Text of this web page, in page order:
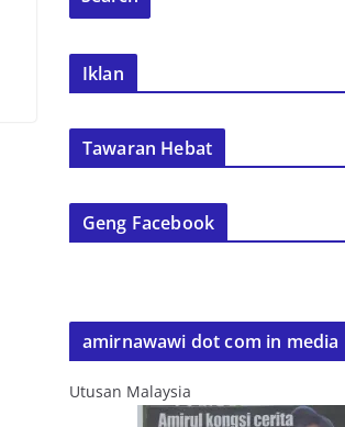
Iklan
Tawaran Hebat
Geng Facebook
amirnawawi dot com in media
Utusan Malaysia